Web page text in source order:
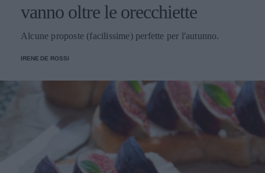
vanno oltre le orecchiette
Alcune proposte (facilissime) perfette per l'autunno.
IRENE DE ROSSI